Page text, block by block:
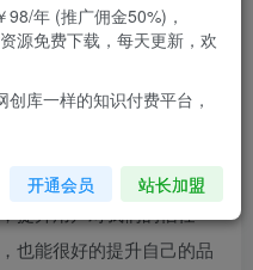
玩竞价就知道。
、多内容来获得大量精准
择哪个网页，基本都是我
也能很好的提升自己的品
年 (推广佣金50%)，
源免费下载，每天更新，欢
库一样的知识付费平台，
开通会员 站长加盟